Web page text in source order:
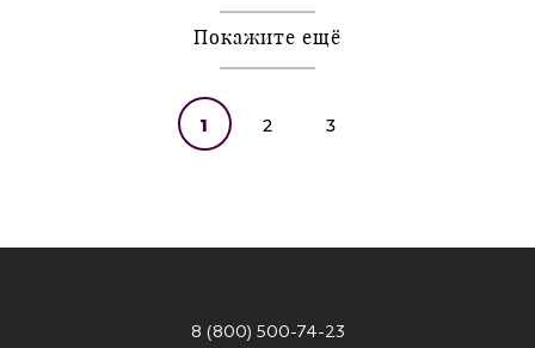
Покажите ещё
1 2 3
8 (800) 500-74-23